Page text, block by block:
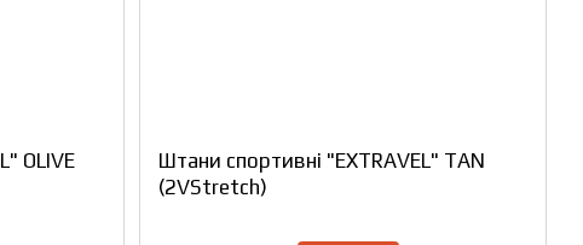
OLIVE
Штани спортивні "EXTRAVEL" TAN
(2VStretch)